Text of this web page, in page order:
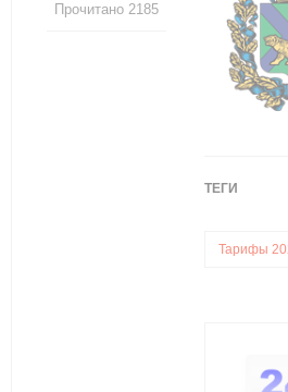
ТЕГИ
Тарифы
Прочитано 2185